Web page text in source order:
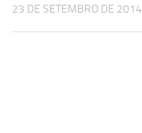
23 DE SETEMBRO DE 2014